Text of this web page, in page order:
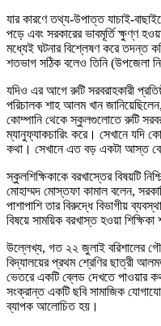
যার কারণে তথ্য-উপাত্ত যাচাই-
পড়ে এবং সরকারের ভাবমূর্তি ক্ষুণ্ণ
মধ্যেই ঘটনার বিশ্লেষণ করে তদন্ত
শতভাগ সঠিক বলেও তিনি (উপজেলা
যদিও এর আগে রুটি সরবরাহকারী
পরিচালক শাহ আলম খান
কোম্পানি থেকে স্কুলগুলোতে রুটি
ম্যানুফ্যাকচারিং করে। সেখানে যদি
কথা। সেখানে এত বড় একটা আস্ত
স্কুলশিক্ষিকাকে বরখাস্তের বিষয়টি
মোহাম্মদ মোস্তফা কামাল বলেন,
পাশাপাশি তার বিরুদ্ধে বিভাগীয়
বিষয়ে সাময়িক বরখাস্ত হওয়া
উল্লেখ্য, গত ২২ জুলাই বরিশালের
বিদ্যালয়ের প্রথম শ্রেণির ছাত্রী
ভেতরে একটি ব্লেড দেখতে পাওয়ার
সংক্রান্ত একটি ছবি সামাজিক
ব্যাপক আলোচিত হয়।